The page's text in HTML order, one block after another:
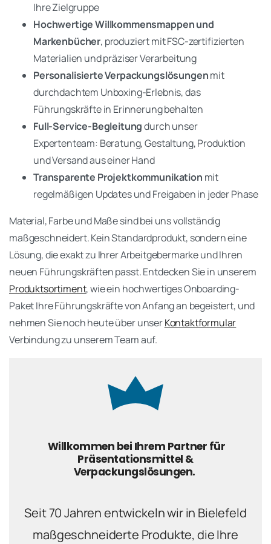
Ihre Zielgruppe
Hochwertige Willkommensmappen und
Markenbücher, produziert mit FSC-zertifizierten
Materialien und präziser Verarbeitung
Personalisierte Verpackungslösungenmit
durchdachtem Unboxing-Erlebnis, das
Führungskräfte in Erinnerung behalten
Full-Service-Begleitungdurch unser
Expertenteam: Beratung, Gestaltung, Produktion
und Versand aus einer Hand
Transparente Projektkommunikation mit
regelmäßigen Updates und Freigaben in jeder Phase
Material, Farbe und Maße sind bei uns vollständig
maßgeschneidert. Kein Standardprodukt, sondern eine
Lösung, die exakt zu Ihrer Arbeitgebermarke und Ihren
neuen Führungskräften passt. Entdecken Sie in unserem
Produktsortiment, wie ein hochwertiges Onboarding-
Paket Ihre Führungskräfte von Anfang an begeistert, und
nehmen Sie noch heute über unserKontaktformular
Verbindung zu unserem Team auf.
Willkommen bei Ihrem Partner für
Präsentationsmittel &
Verpackungslösungen.
Seit 70 Jahren entwickeln wir in Bielefeld
maßgeschneiderte Produkte, die Ihre